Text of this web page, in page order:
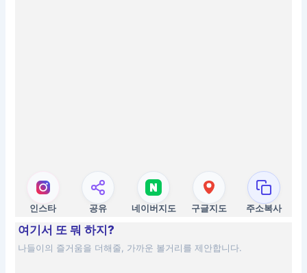
인스타 공유 네이버지도 구글지도 주소복사
여기서 또 뭐 하지?
나들이의 즐거움을 더해줄, 가까운 볼거리를 제안합니다.